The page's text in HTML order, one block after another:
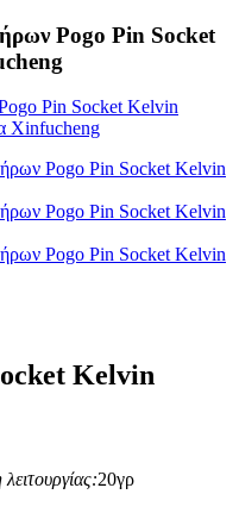
Pogo Pin Socket
Kelvin
20γρ